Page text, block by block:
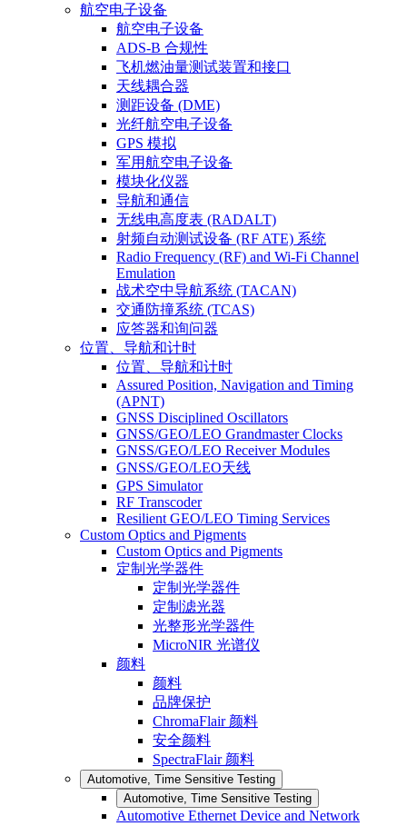
航空电子设备
航空电子设备
ADS-B 合规性
飞机燃油量测试装置和接口
天线耦合器
测距设备 (DME)
光纤航空电子设备
GPS 模拟
军用航空电子设备
模块化仪器
导航和通信
无线电高度表 (RADALT)
射频自动测试设备 (RF ATE) 系统
Radio Frequency (RF) and Wi-Fi Channel
Emulation
战术空中导航系统 (TACAN)
交通防撞系统 (TCAS)
应答器和询问器
位置、导航和计时
位置、导航和计时
Assured Position, Navigation and Timing
(APNT)
GNSS Disciplined Oscillators
GNSS/GEO/LEO Grandmaster Clocks
GNSS/GEO/LEO Receiver Modules
GNSS/GEO/LEO天线
GPS Simulator
RF Transcoder
Resilient GEO/LEO Timing Services
Custom Optics and Pigments
Custom Optics and Pigments
定制光学器件
定制光学器件
定制滤光器
光整形光学器件
MicroNIR 光谱仪
颜料
颜料
品牌保护
ChromaFlair 颜料
安全颜料
SpectraFlair 颜料
Automotive, Time Sensitive Testing
Automotive, Time Sensitive Testing
Automotive Ethernet Device and Network